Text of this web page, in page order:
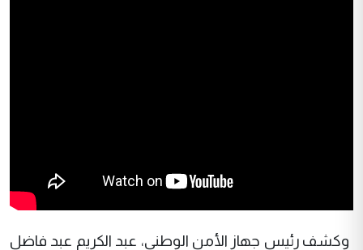
وكشف رئيس جهاز الأمن الوطني، عبد الكريم عبد فاضل